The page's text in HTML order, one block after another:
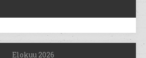
Elokuu 2026